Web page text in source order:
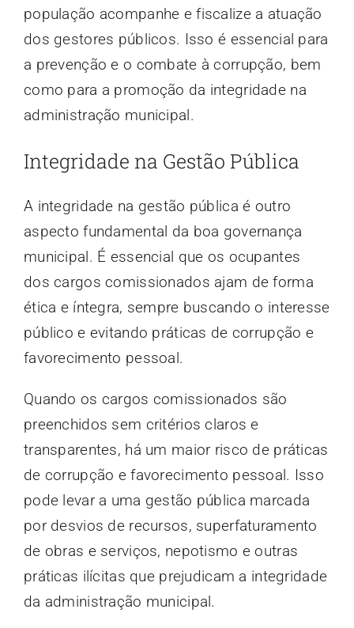
população acompanhe e fiscalize a atuação
dos gestores públicos. Isso é essencial para
a prevenção e o combate à corrupção, bem
como para a promoção da integridade na
administração municipal.
Integridade na Gestão Pública
A integridade na gestão pública é outro
aspecto fundamental da boa governança
municipal. É essencial que os ocupantes
dos cargos comissionados ajam de forma
ética e íntegra, sempre buscando o interesse
público e evitando práticas de corrupção e
favorecimento pessoal.
Quando os cargos comissionados são
preenchidos sem critérios claros e
transparentes, há um maior risco de práticas
de corrupção e favorecimento pessoal. Isso
pode levar a uma gestão pública marcada
por desvios de recursos, superfaturamento
de obras e serviços, nepotismo e outras
práticas ilícitas que prejudicam a integridade
da administração municipal.